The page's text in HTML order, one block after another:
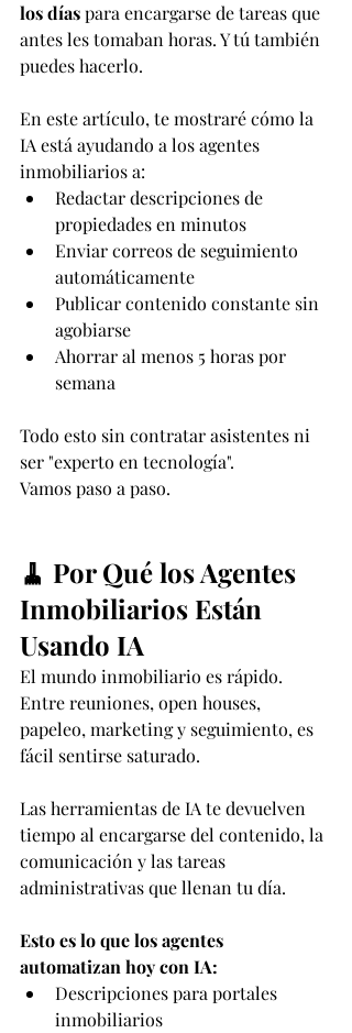
los días para encargarse de tareas que
antes les tomaban horas. Y tú también
puedes hacerlo.
En este artículo, te mostraré cómo la
IA está ayudando a los agentes
inmobiliarios a:
Redactar descripciones de
propiedades en minutos
Enviar correos de seguimiento
automáticamente
Publicar contenido constante sin
agobiarse
Ahorrar al menos 5 horas por
semana
Todo esto sin contratar asistentes ni
ser "experto en tecnología".
Vamos paso a paso.
🧹 Por Qué los Agentes
Inmobiliarios Están
Usando IA
El mundo inmobiliario es rápido.
Entre reuniones, open houses,
papeleo, marketing y seguimiento, es
fácil sentirse saturado.
Las herramientas de IA te devuelven
tiempo al encargarse del contenido, la
comunicación y las tareas
administrativas que llenan tu día.
Esto es lo que los agentes
automatizan hoy con IA:
Descripciones para portales
inmobiliarios